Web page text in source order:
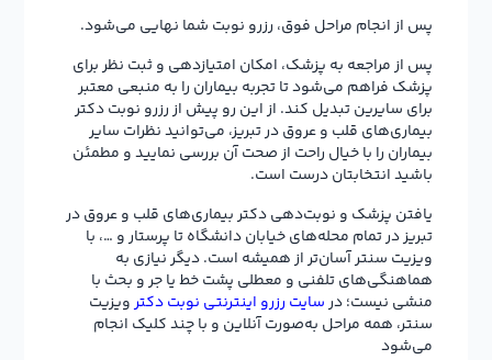
پس از انجام مراحل فوق، رزرو نوبت شما نهایی می‌شود.
پس از مراجعه به پزشک، امکان امتیازدهی و ثبت نظر برای
پزشک فراهم می‌شود تا تجربه بیماران را به منبعی معتبر
برای سایرین تبدیل کند. از این رو پیش از رزرو نوبت دکتر
بیماری‌های قلب و عروق در تبریز، می‌توانید نظرات سایر
بیماران را با خیال راحت از صحت آن بررسی نمایید و مطمئن
باشید انتخابتان درست است.
یافتن پزشک و نوبت‌دهی دکتر بیماری‌های قلب و عروق در
تبریز در تمام محله‌های خیابان دانشگاه تا پرستار و …، با
ویزیت سنتر آسان‌تر از همیشه است. دیگر نیازی به
هماهنگی‌های تلفنی و معطلی پشت خط یا جر و بحث با
منشی نیست؛ درسایت رزرو اینترنتی نوبت دکترویزیت
سنتر، همه مراحل به‌صورت آنلاین و با چند کلیک انجام
می‌شود